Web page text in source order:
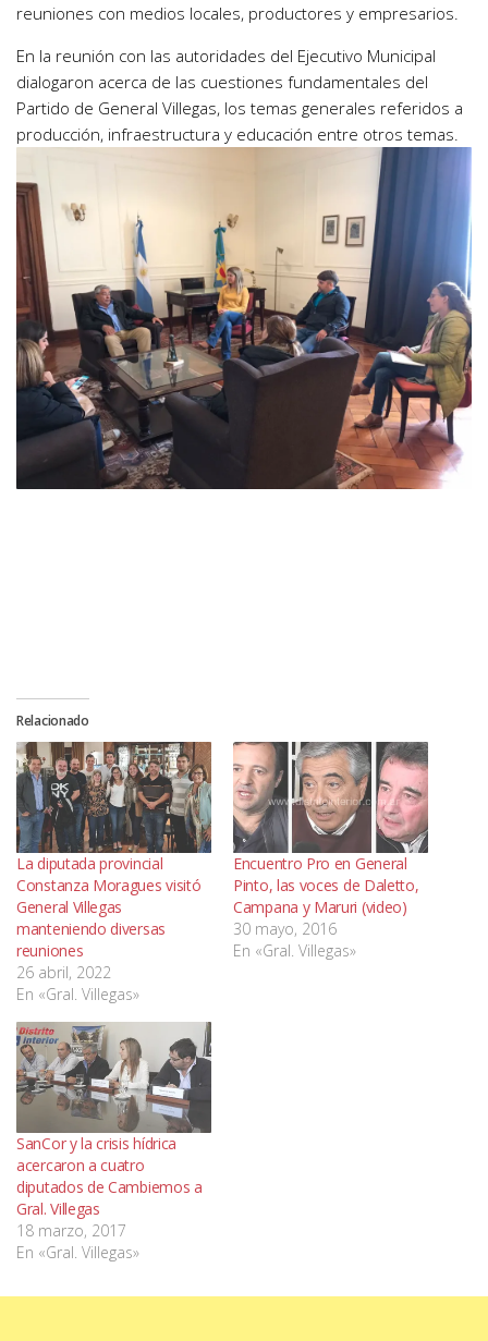
reuniones con medios locales, productores y empresarios.
En la reunión con las autoridades del Ejecutivo Municipal
dialogaron acerca de las cuestiones fundamentales del
Partido de General Villegas, los temas generales referidos a
producción, infraestructura y educación entre otros temas.
Relacionado
La diputada provincial
Constanza Moragues visitó
General Villegas
manteniendo diversas
reuniones
26 abril, 2022
En «Gral. Villegas»
Encuentro Pro en General
Pinto, las voces de Daletto,
Campana y Maruri (video)
30 mayo, 2016
En «Gral. Villegas»
SanCor y la crisis hídrica
acercaron a cuatro
diputados de Cambiemos a
Gral. Villegas
18 marzo, 2017
En «Gral. Villegas»